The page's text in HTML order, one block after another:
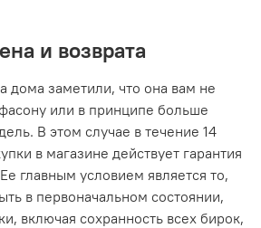
и возврата
дома заметили, что она вам не
или в принципе больше
В этом случае в течение 14
в магазине действует гарантия
главным условием является то,
в первоначальном состоянии,
включая сохранность всех бирок,